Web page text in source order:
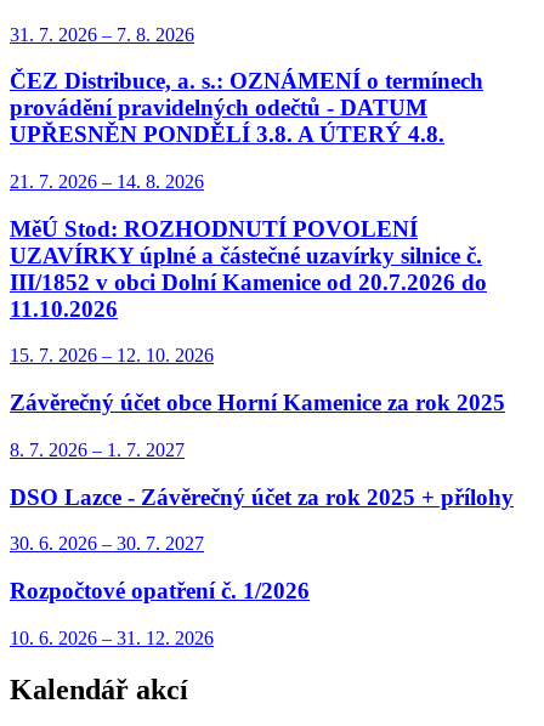
31. 7. 2026 – 7. 8. 2026
ČEZ Distribuce, a. s.: OZNÁMENÍ o termínech
provádění pravidelných odečtů - DATUM
UPŘESNĚN PONDĚLÍ 3.8. A ÚTERÝ 4.8.
21. 7. 2026 – 14. 8. 2026
MěÚ Stod: ROZHODNUTÍ POVOLENÍ
UZAVÍRKY úplné a částečné uzavírky silnice č.
III/1852 v obci Dolní Kamenice od 20.7.2026 do
11.10.2026
15. 7. 2026 – 12. 10. 2026
Závěrečný účet obce Horní Kamenice za rok 2025
8. 7. 2026 – 1. 7. 2027
DSO Lazce - Závěrečný účet za rok 2025 + přílohy
30. 6. 2026 – 30. 7. 2027
Rozpočtové opatření č. 1/2026
10. 6. 2026 – 31. 12. 2026
Kalendář akcí